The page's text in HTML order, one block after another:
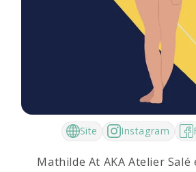
Artiste invité
Atelier Salé
Site Instagram
Mathilde At AKA Atelier Salé